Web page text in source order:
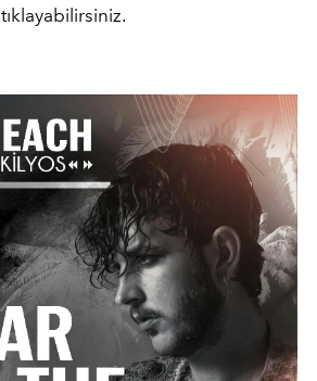
tıklayabilirsiniz.